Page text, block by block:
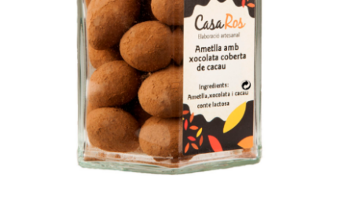
SELECT OPTIONS
/
DETAILS